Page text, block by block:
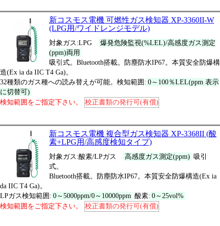
新コスモス電機 可燃性ガス検知器 XP-3360II-W
(LPG用/ワイドレンジモデル)
対象ガス:LPG
爆発危険監視(%LEL)/高感度ガス測定
(ppm)両用
吸引式。Bluetooth搭載。防塵防水IP67。本質安全防爆構
造(Ex ia da IIC T4 Ga)。
32種類のガス種への読み替えが可能。検知範囲: 0～100％LEL(ppm 表示
に切替可)
検知範囲をご指定下さい。
校正書類の発行可(有償)
新コスモス電機 複合型ガス検知器 XP-3368II (酸
素+LPG用/高感度検知タイプ)
対象ガス:酸素/LPガス 高感度ガス測定(ppm) 吸引
式。
Bluetooth搭載。防塵防水IP67。本質安全防爆構造(Ex ia
da IIC T4 Ga)。
LPガス検知範囲: 0～5000ppm/0～10000ppm 酸素: 0～25vol%
検知範囲をご指定下さい。
校正書類の発行可(有償)